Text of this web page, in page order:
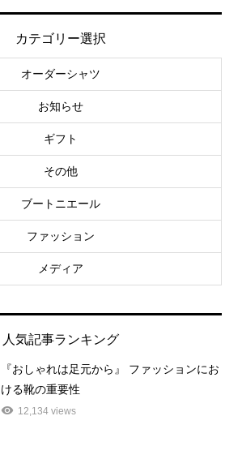
カテゴリー選択
オーダーシャツ
お知らせ
ギフト
その他
ブートニエール
ファッション
メディア
人気記事ランキング
『おしゃれは足元から』 ファッションにお
ける靴の重要性
12,134 views